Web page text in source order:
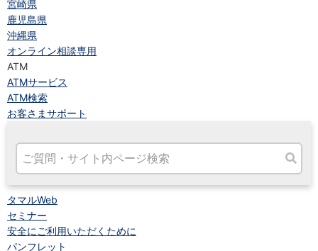
宮崎県
鹿児島県
沖縄県
オンライン相談専用
ATM
ATMサービス
ATM検索
お客さまサポート
タマルWeb
セミナー
安全にご利用いただくために
パンフレット